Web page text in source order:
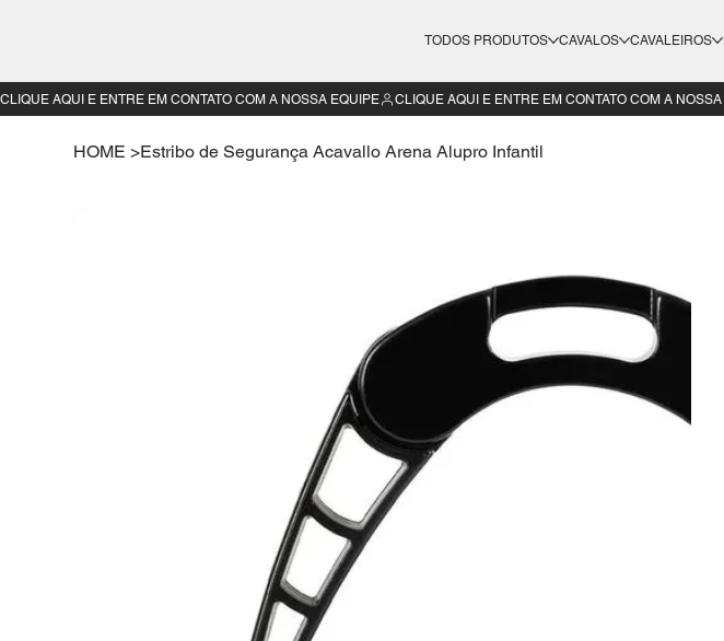
TODOS PRODUTOS CAVALOS CAVALEIROS
HOME >Estribo de Segurança Acavallo Arena Alupro Infantil
CLIQUE AQUI E ENTRE EM CONTATO COM A NOSSA EQUIPE